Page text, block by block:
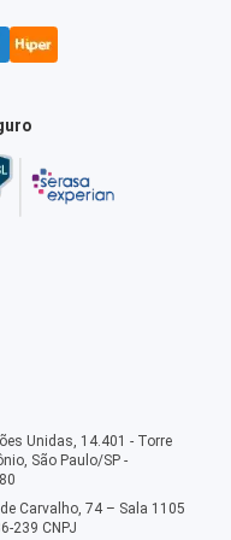
Unidas, 14.401 - Torre
São Paulo/SP -
Carvalho, 74 – Sala 1105
239 CNPJ